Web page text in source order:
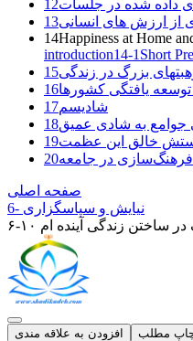
12داده شده در جلسات
13از ارزش های انسانی
14Happiness at Home
introduction14-1 Short
15بزرگ در زندگی
16یافتگی کشورها
17شادیسم
18جوامع به شادی عمیق
19خالق این عظمت
20فرهنگ‌سازی در جامعه
صفحه اصلی
6- نیایش و سپاسگزاری
در ساختن زندگی آینده ام
افزودن به علاقه مندی مطلب